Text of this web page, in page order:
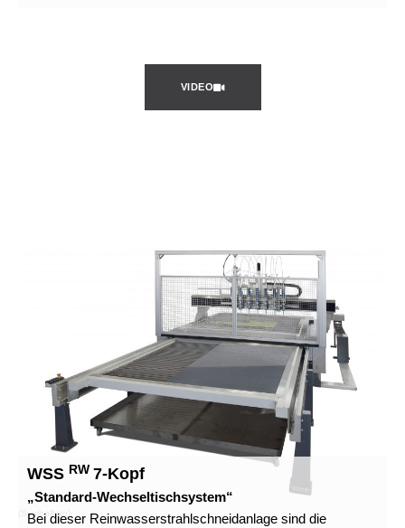
VIDEO
(Symbolfoto)
WSS RW 7-Kopf
„Standard-Wechseltischsystem“
Bei dieser Reinwasserstrahlschneidanlage sind die